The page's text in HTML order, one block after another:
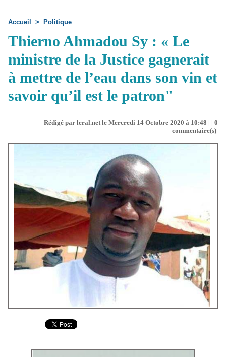
Accueil > Politique
Thierno Ahmadou Sy : « Le
ministre de la Justice gagnerait
à mettre de l’eau dans son vin et
savoir qu’il est le patron"
Rédigé par leral.net le Mercredi 14 Octobre 2020 à 10:48 | | 0
commentaire(s)|